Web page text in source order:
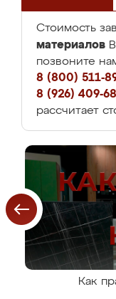
Стоимость
материалов
позвоните
8 (800) 511-
8 (926) 409-
рассчитает
Как